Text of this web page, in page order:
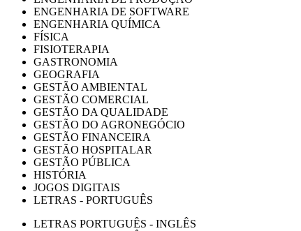
ENGENHARIA DE SOFTWARE
ENGENHARIA QUÍMICA
FÍSICA
FISIOTERAPIA
GASTRONOMIA
GEOGRAFIA
GESTÃO AMBIENTAL
GESTÃO COMERCIAL
GESTÃO DA QUALIDADE
GESTÃO DO AGRONEGÓCIO
GESTÃO FINANCEIRA
GESTÃO HOSPITALAR
GESTÃO PÚBLICA
HISTÓRIA
JOGOS DIGITAIS
LETRAS - PORTUGUÊS
LETRAS PORTUGUÊS - INGLÊS